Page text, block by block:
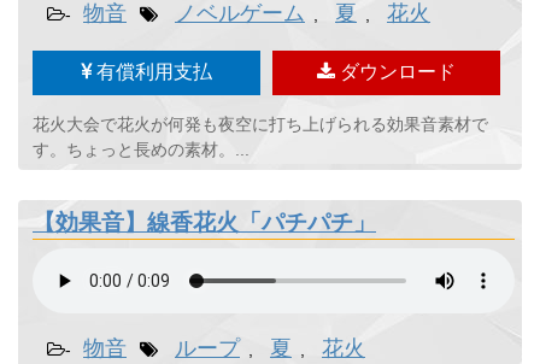
- 物音 ノベルゲーム 夏 花火
有償利用支払 ダウンロード
花火大会で花火が何発も夜空に打ち上げられる効果音素材で
す。ちょっと長めの素材。...
【効果音】線香花火「パチパチ」
- 物音 ループ 夏 花火